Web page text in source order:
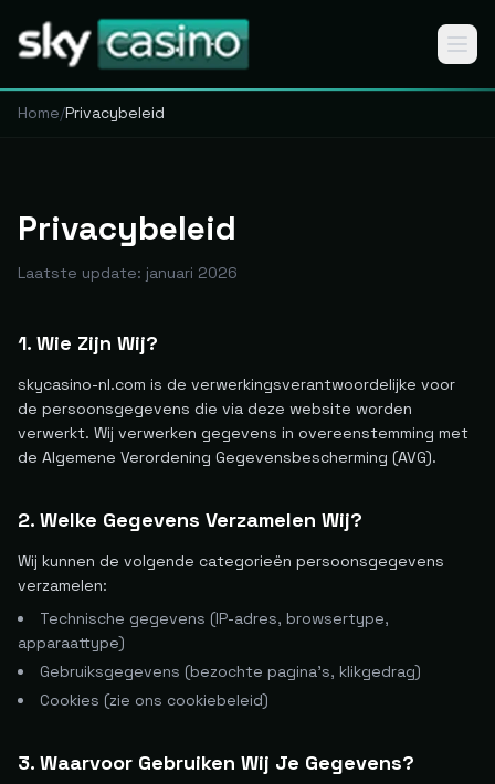
🏠
🎁
🎰
Home/Privacybeleid
Privacybeleid
Laatste update: januari 2026
1. Wie Zijn Wij?
skycasino-nl.com is de verwerkingsverantwoordelijke voor
de persoonsgegevens die via deze website worden
verwerkt. Wij verwerken gegevens in overeenstemming met
de Algemene Verordening Gegevensbescherming (AVG).
2. Welke Gegevens Verzamelen Wij?
Wij kunnen de volgende categorieën persoonsgegevens
verzamelen:
Technische gegevens (IP-adres, browsertype,
apparaattype)
Gebruiksgegevens (bezochte pagina's, klikgedrag)
Cookies (zie ons cookiebeleid)
3. Waarvoor Gebruiken Wij Je Gegevens?